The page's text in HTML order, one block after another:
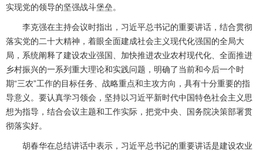
实现党的领导的坚强战斗堡垒。
李克强在主持会议时指出，习近平总书记的重要讲话，结合贯彻
落实党的二十大精神，着眼全面建成社会主义现代化强国的全局大
局，系统阐释了建设农业强国、加快推进农业农村现代化、全面推进
乡村振兴的一系列重大理论和实践问题，明确了当前和今后一个时
期“三农”工作的目标任务、战略重点和主攻方向，具有十分重要的指
导意义。要认真学习领会，坚持以习近平新时代中国特色社会主义思
想为指导，结合会议主题和工作实际，把党中央、国务院决策部署贯
彻落实好。
胡春华在总结讲话中表示，习近平总书记的重要讲话是建设农业